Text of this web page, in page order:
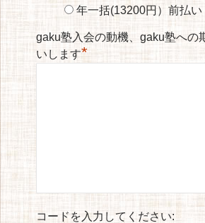
年一括(13200円）前払い
gaku塾入会の動機、gaku塾への
いします*
コードを入力してください: